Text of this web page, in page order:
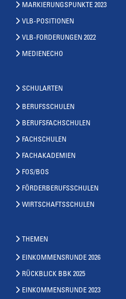
MARKIERUNGSPUNKTE 2023
VLB-POSITIONEN
VLB-FORDERUNGEN 2022
MEDIENECHO
SCHULARTEN
BERUFSSCHULEN
BERUFSFACHSCHULEN
FACHSCHULEN
FACHAKADEMIEN
FOS/BOS
FÖRDERBERUFSSCHULEN
WIRTSCHAFTSSCHULEN
THEMEN
EINKOMMENSRUNDE 2026
RÜCKBLICK BBK 2025
EINKOMMENSRUNDE 2023